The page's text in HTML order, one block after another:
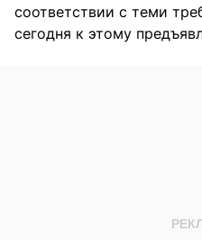
соответствии с теми
сегодня к этому